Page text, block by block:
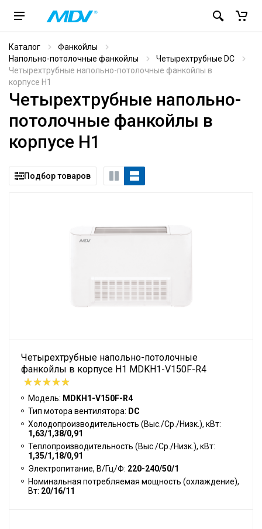
Каталог
Фанкойлы
Напольно-потолочные фанкойлы
Четырехтрубные DC
Четырехтрубные напольно-потолочные фанкойлы в
корпусе H1
Четырехтрубные напольно-
потолочные фанкойлы в
корпусе H1
Подбор товаров
Четырехтрубные напольно-потолочные
фанкойлы в корпусе H1 MDKH1-V150F-R4
Модель: MDKH1-V150F-R4
Тип мотора вентилятора: DC
Холодопроизводительность (Выс./Ср./Низк.), кВт:
1,63/1,38/0,91
Теплопроизводительность (Выс./Ср./Низк.), кВт:
1,35/1,18/0,91
Электропитание, В/Гц/Ф: 220-240/50/1
Номинальная потребляемая мощность (охлаждение),
Вт: 20/16/11